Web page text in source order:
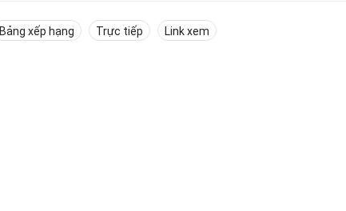
Bảng xếp hạng Trực tiếp Link xem